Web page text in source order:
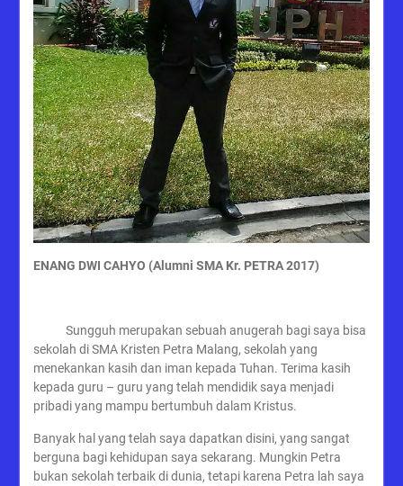
ENANG DWI CAHYO (Alumni SMA Kr. PETRA 2017)
Sungguh merupakan sebuah anugerah bagi saya bisa
sekolah di SMA Kristen Petra Malang, sekolah yang
menekankan kasih dan iman kepada Tuhan. Terima kasih
kepada guru – guru yang telah mendidik saya menjadi
pribadi yang mampu bertumbuh dalam Kristus.
Banyak hal yang telah saya dapatkan disini, yang sangat
berguna bagi kehidupan saya sekarang. Mungkin Petra
bukan sekolah terbaik di dunia, tetapi karena Petra lah saya